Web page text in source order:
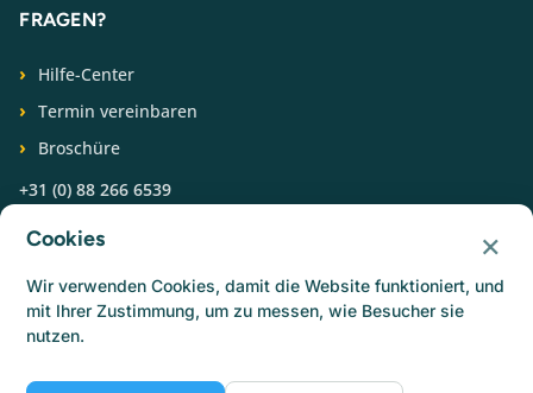
FRAGEN?
Hilfe-Center
Termin vereinbaren
Broschüre
+31 (0) 88 266 6539
FOLGEN SIE UNS
Cookies ×
Wir verwenden Cookies, damit die Website funktioniert, und
mit Ihrer Zustimmung, um zu messen, wie Besucher sie
nutzen.